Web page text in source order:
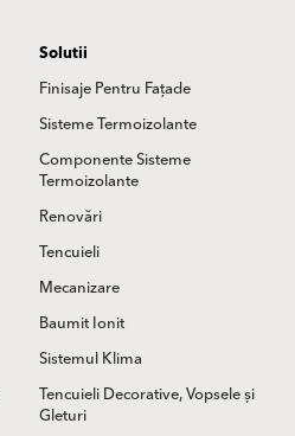
Solutii
Finisaje Pentru Fațade
Sisteme Termoizolante
Componente Sisteme
Termoizolante
Renovări
Tencuieli
Mecanizare
Baumit Ionit
Sistemul Klima
Tencuieli Decorative, Vopsele și
Gleturi